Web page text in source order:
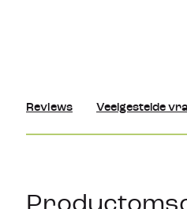
Reviews Veelgestelde